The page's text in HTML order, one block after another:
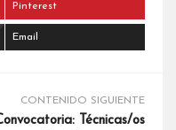
Pinterest
Email
CONTENIDO SIGUIENTE
Técnicas/os